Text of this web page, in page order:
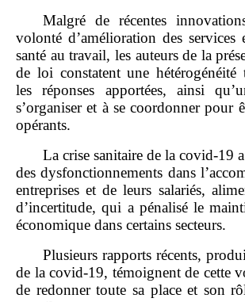
Malgré de récentes
volonté d’amélioration des services
santé au travail, les auteurs de la
de loi constatent une hétérogénéité
les réponses apportées, ainsi
s’organiser et à se coordonner pour
opérants.
La crise sanitaire de la covid‑19
des dysfonctionnements dans
entreprises et de leurs salariés,
d’incertitude, qui a pénalisé le
économique dans certains secteurs.
Plusieurs rapports récents,
de la covid‑19, témoignent de cette
de redonner toute sa place et son